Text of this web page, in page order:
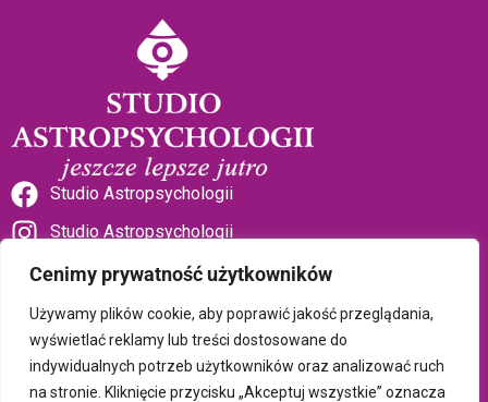
Cenimy prywatność użytkowników
Używamy plików cookie, aby poprawić jakość przeglądania,
wyświetlać reklamy lub treści dostosowane do
indywidualnych potrzeb użytkowników oraz analizować ruch
na stronie. Kliknięcie przycisku „Akceptuj wszystkie” oznacza
Studio Astropsychologii
Studio Astropsychologii
Sklep Talizman